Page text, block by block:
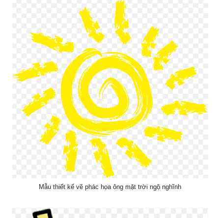
Mẫu thiết kế vẽ phác họa ông mặt trời ngộ nghĩnh